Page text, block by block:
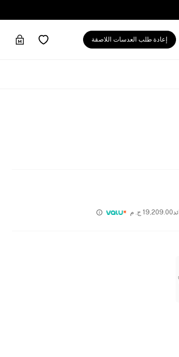
إعادة طلب العدسات اللاصقة
19,209.00 ج. م